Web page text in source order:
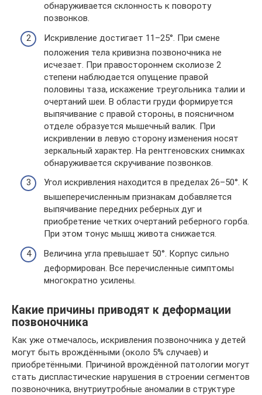
обнаруживается склонность к повороту
позвонков.
Искривление достигает 11–25°. При смене
положения тела кривизна позвоночника не
исчезает. При правостороннем сколиозе 2
степени наблюдается опущение правой
половины таза, искажение треугольника талии и
очертаний шеи. В области груди формируется
выпячивание с правой стороны, в поясничном
отделе образуется мышечный валик. При
искривлении в левую сторону изменения носят
зеркальный характер. На рентгеновских снимках
обнаруживается скручивание позвонков.
Угол искривления находится в пределах 26–50°. К
вышеперечисленным признакам добавляется
выпячивание передних реберных дуг и
приобретение четких очертаний реберного горба.
При этом тонус мышц живота снижается.
Величина угла превышает 50°. Корпус сильно
деформирован. Все перечисленные симптомы
многократно усилены.
Какие причины приводят к деформации
позвоночника
Как уже отмечалось, искривления позвоночника у детей
могут быть врождёнными (около 5% случаев) и
приобретёнными. Причиной врождённой патологии могут
стать диспластические нарушения в строении сегментов
позвоночника, внутриутробные аномалии в структуре